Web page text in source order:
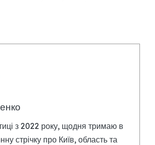
з 2022 року, щодня тримаю в
стрічку про Київ, область та